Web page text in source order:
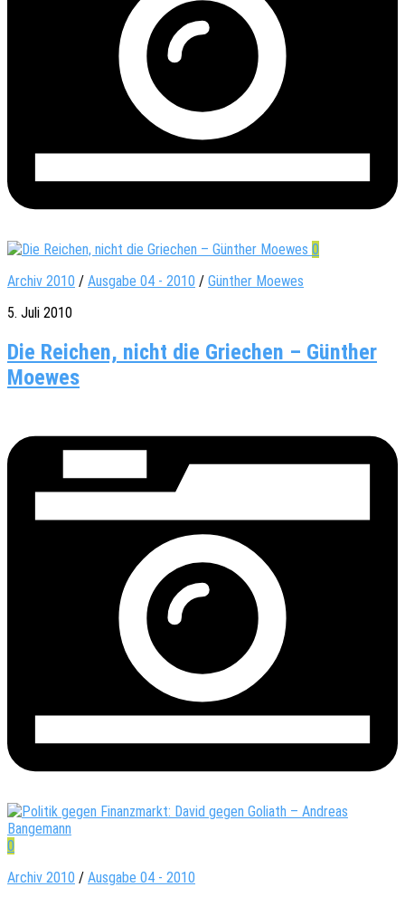
0
Archiv 2010 / Ausgabe 04 - 2010 / Günther Moewes
5. Juli 2010
Die Reichen, nicht die Griechen – Günther
Moewes
0
Archiv 2010 / Ausgabe 04 - 2010